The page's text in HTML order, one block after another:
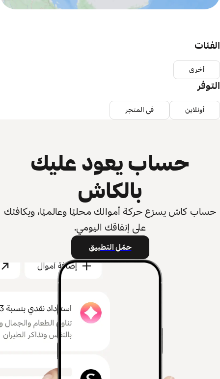
الفئات
أخرى
التوفر
أونلاين في المتجر
حساب يعود عليك
بالكاش
حساب كاش يسرّع حركة أموالك محليًا وعالميًا، ويكافئك
على إنفاقك اليومي.
حمّل التطبيق